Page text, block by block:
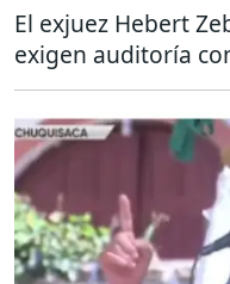
El exjuez Hebert
exigen auditoría